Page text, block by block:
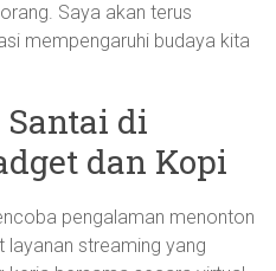
Saya akan terus
mempengaruhi budaya kita
Santai di
dan Kopi
pengalaman menonton
layanan streaming yang